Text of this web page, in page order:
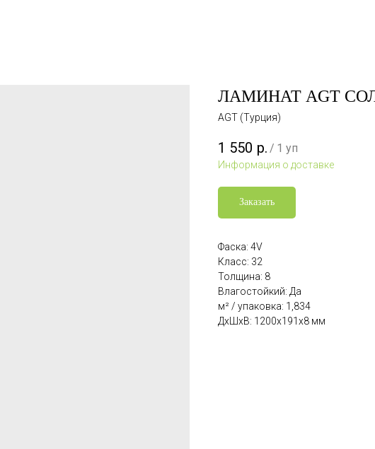
ЛАМИНАТ AGT
AGT (Турция)
1 550 р. / 1 уп
Информация о доставке
Заказать
Фаска: 4V
Класс: 32
Толщина: 8
Влагостойкий: Да
м² / упаковка: 1,834
ДxШxВ: 1200x191x8 мм